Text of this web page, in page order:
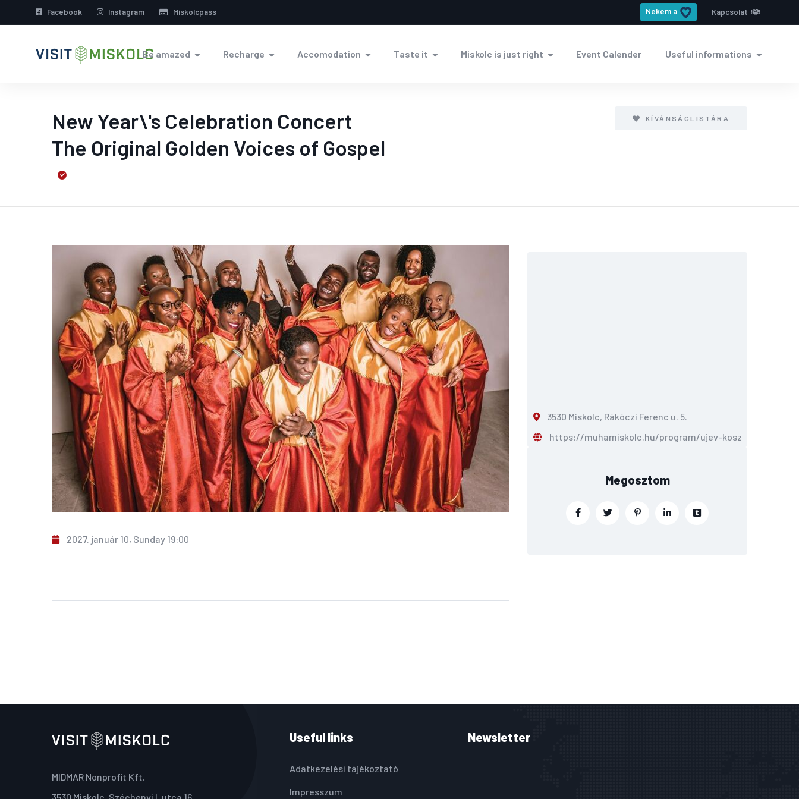
Facebook Instagram Miskolcpass Nekem a Kapcsolat
Be amazed Recharge Accomodation Taste it Miskolc is just right Event Calender Useful informations
New Year\'s Celebration Concert
The Original Golden Voices of Gospel
KÍVÁNSÁGLISTÁRA
2027. január 10, Sunday 19:00
3530 Miskolc, Rákóczi Ferenc u. 5.
https://muhamiskolc.hu/program/ujev-koszonto-
Megosztom
MIDMAR Nonprofit Kft.
3530 Miskolc, Széchenyi I. utca 16.
Useful links
Adatkezelési tájékoztató
Impresszum
Newsletter